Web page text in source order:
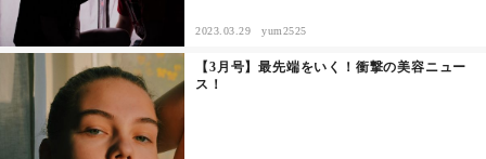
仕事とキャリア
占い・診断
2023.03.29 yum2525
【3月号】最先端をいく！衝撃の美容ニュー
ス！